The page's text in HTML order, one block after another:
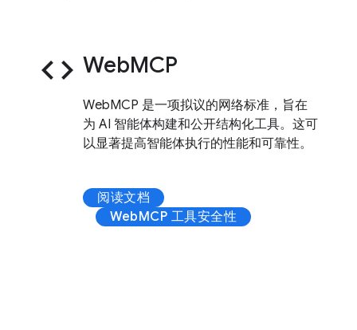
code WebMCP
WebMCP 是一项拟议的网络标准，旨在
为 AI 智能体构建和公开结构化工具。这可
以显著提高智能体执行的性能和可靠性。
阅读文档
WebMCP 工具安全性